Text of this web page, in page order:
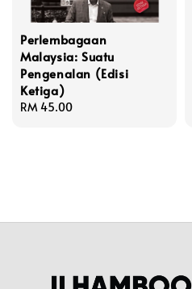
Perlembagaan
Malaysia: Suatu
Pengenalan (Edisi
Ketiga)
Regular
RM 45.00